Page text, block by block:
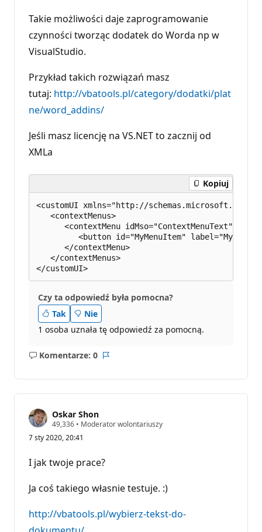
u
t
a
j
Takie możliwości daje zaprogramowanie
czynności tworząc dodatek do Worda np w
VisualStudio.
Przykład takich rozwiązań masz
tutaj: http://vbatools.pl/category/dodatki/plat
ne/word_addins/
Jeśli masz licencję na VS.NET to zacznij od
XMLa
Kopiuj
<customUI xmlns="http://schemas.microsoft.com/
   <contextMenus>
      <contextMenu idMso="ContextMenuText">
<button id="MyMenuItem" label="My Menu
      </contextMenu>
   </contextMenus>
Czy ta odpowiedź była pomocna?
Tak
Nie
1 osoba uznała tę odpowiedź za pomocną.
Komentarze: 0
Brak
Oskar Shon
49,336 P
n
t
y
e
p
t
a
c
• Moderator wolontariuszy
7 sty 2020, 20:41
I jak twoje prace?
Ja coś takiego własnie testuje. :)
http://vbatools.pl/wybierz-tekst-do-